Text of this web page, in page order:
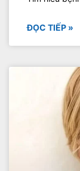
ĐỌC TIẾP »